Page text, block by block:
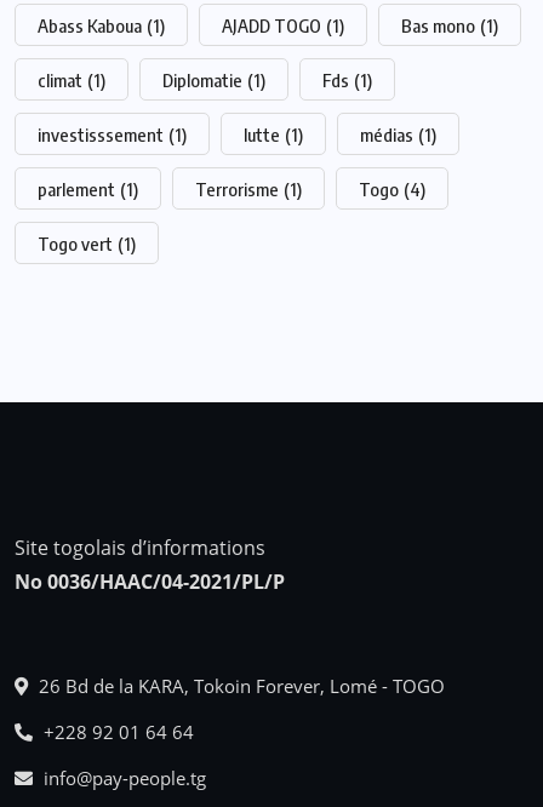
Abass Kaboua (1) AJADD TOGO (1) Bas mono (1)
climat (1) Diplomatie (1) Fds (1)
investisssement (1) lutte (1) médias (1)
parlement (1) Terrorisme (1) Togo (4)
Togo vert (1)
Site togolais d’informations
No 0036/HAAC/04-2021/PL/P
26 Bd de la KARA, Tokoin Forever, Lomé - TOGO
+228 92 01 64 64
info@pay-people.tg